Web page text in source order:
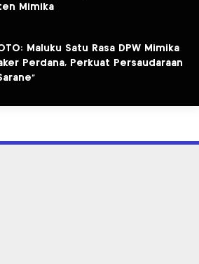
Mimika
Maluku Satu Rasa DPW Mimika
Perdana, Perkuat Persaudaraan